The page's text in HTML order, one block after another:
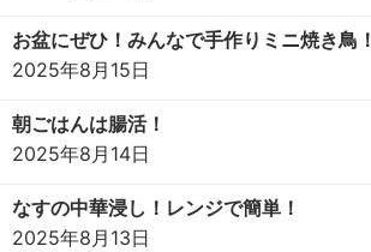
お盆にぜひ！みんなで手作りミニ焼き鳥！
2025年8月15日
朝ごはんは腸活！
2025年8月14日
なすの中華浸し！レンジで簡単！
2025年8月13日